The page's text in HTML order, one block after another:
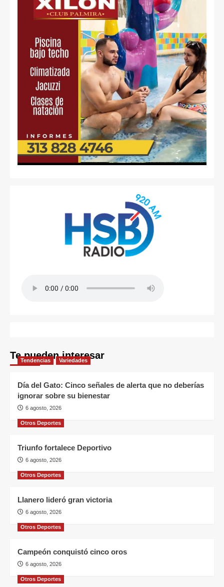
Te pueden interesar
Tendencias Variedades
Día del Gato: Cinco señales de alerta que no deberías
ignorar sobre su bienestar
6 agosto, 2026
Otros Deportes
Triunfo fortalece Deportivo
6 agosto, 2026
Otros Deportes
Llanero lideró gran victoria
6 agosto, 2026
Otros Deportes
Campeón conquistó cinco oros
6 agosto, 2026
Otros Deportes